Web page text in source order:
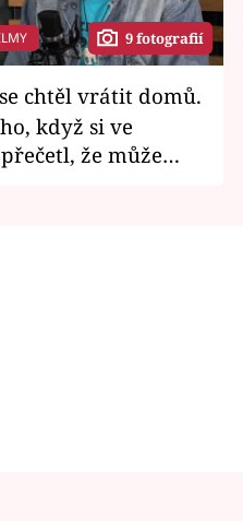
9 fotografií
když si ve
že může